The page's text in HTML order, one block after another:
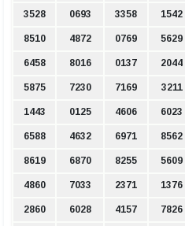
3528 0693 3358 1542
8510 4872 0769 5629
6458 8016 0137 2044
5875 7230 7169 3211
1443 0125 4606 6023
6588 4632 6971 8562
8619 6870 8255 5609
4860 7033 2371 1376
2860 6028 4157 7826